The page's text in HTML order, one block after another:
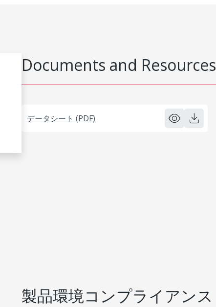
Documents and Resources
データシート (PDF)
製品環境コンプライアンス